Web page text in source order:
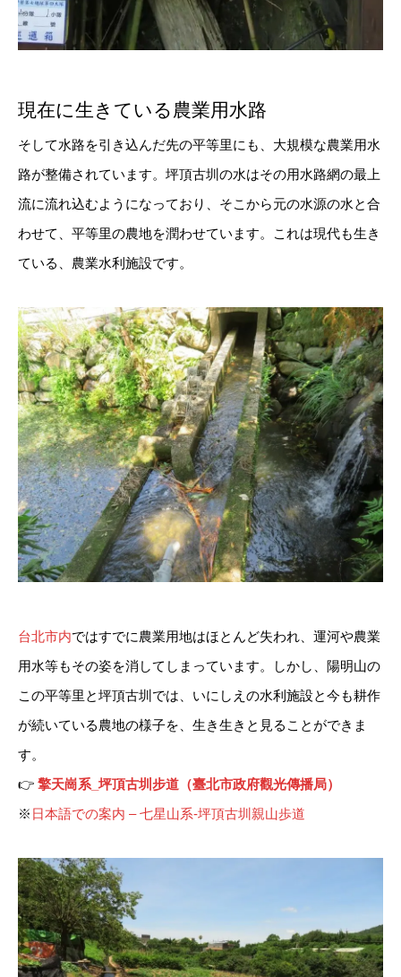
現在に生きている農業用水路
そして水路を引き込んだ先の平等里にも、大規模な農業用水
路が整備されています。坪頂古圳の水はその用水路網の最上
流に流れ込むようになっており、そこから元の水源の水と合
わせて、平等里の農地を潤わせています。これは現代も生き
ている、農業水利施設です。
台北市内ではすでに農業用地はほとんど失われ、運河や農業
用水等もその姿を消してしまっています。しかし、陽明山の
この平等里と坪頂古圳では、いにしえの水利施設と今も耕作
が続いている農地の様子を、生き生きと見ることができま
す。
👉 擎天崗系_坪頂古圳步道（臺北市政府觀光傳播局）
※ 日本語での案内 – 七星山系-坪頂古圳親山歩道